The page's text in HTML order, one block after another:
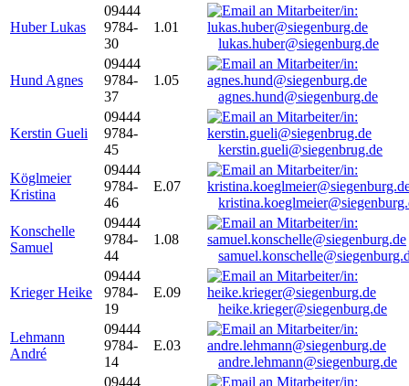
Huber Lukas
09444
9784-
30
1.01
lukas.huber@siegenburg.de
Hund Agnes
09444
9784-
37
1.05
agnes.hund@siegenburg.de
Kerstin Gueli
09444
9784-
45
kerstin.gueli@siegenbrug.de
Köglmeier
Kristina
09444
9784-
46
E.07
Konschelle
Samuel
09444
9784-
44
1.08
Krieger Heike
09444
9784-
19
E.09
heike.krieger@siegenburg.de
Lehmann
André
09444
9784-
14
E.03
andre.lehmann@siegenburg.de
09444